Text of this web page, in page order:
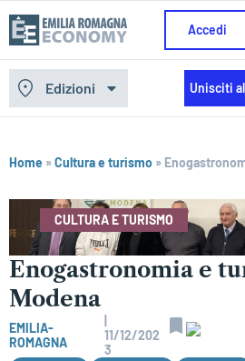
Accedi
Edizioni Unisciti
Home »Cultura e turismo »
CULTURA E TURISMO
Enogastronomia e
Modena
EMILIA-
ROMAGNA
11/12/202
3